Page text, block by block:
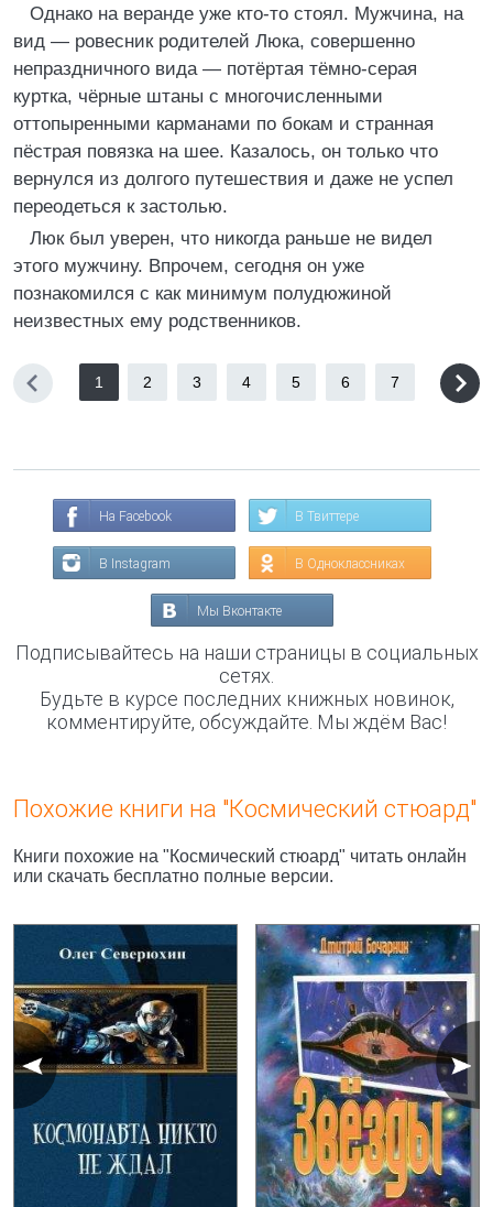
Однако на веранде уже кто-то стоял. Мужчина, на
вид — ровесник родителей Люка, совершенно
непраздничного вида — потёртая тёмно-серая
куртка, чёрные штаны с многочисленными
оттопыренными карманами по бокам и странная
пёстрая повязка на шее. Казалось, он только что
вернулся из долгого путешествия и даже не успел
переодеться к застолью.
Люк был уверен, что никогда раньше не видел
этого мужчину. Впрочем, сегодня он уже
познакомился с как минимум полудюжиной
неизвестных ему родственников.
1 2 3 4 5 6 7
На Facebook В Твиттере
В Instagram В Одноклассниках
Мы Вконтакте
Подписывайтесь на наши страницы в социальных
сетях.
Будьте в курсе последних книжных новинок,
комментируйте, обсуждайте. Мы ждём Вас!
Похожие книги на "Космический стюард"
Книги похожие на "Космический стюард" читать онлайн
или скачать бесплатно полные версии.